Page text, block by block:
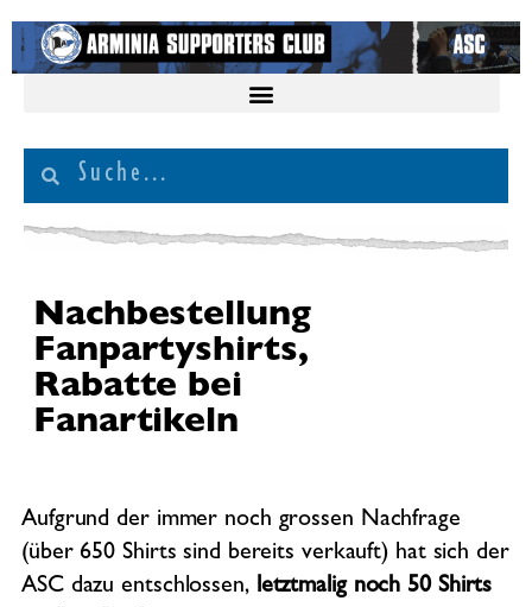
Nachbestellung
Fanpartyshirts,
Rabatte bei
Fanartikeln
Aufgrund der immer noch grossen Nachfrage
(über 650 Shirts sind bereits verkauft) hat sich der
ASC dazu entschlossen, letztmalig noch 50 Shirts